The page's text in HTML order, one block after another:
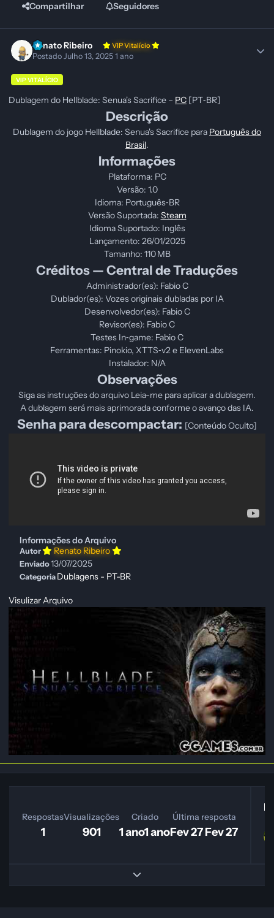
Compartilhar Seguidores
Renato Ribeiro VIP Vitalício
PostadoJulho 13, 20251 ano
VIP VITALÍCIO
Dublagem do Hellblade: Senua's Sacrifice – PC [PT‑BR]
Descrição
Dublagem do jogo Hellblade: Senua's Sacrifice para Português do
Brasil.
Informações
Plataforma: PC
Versão: 1.0
Idioma: Português‑BR
Versão Suportada: Steam
Idioma Suportado: Inglês
Lançamento: 26/01/2025
Tamanho: 110 MB
Créditos — Central de Traduções
Administrador(es): Fabio C
Dublador(es): Vozes originais dubladas por IA
Desenvolvedor(es): Fabio C
Revisor(es): Fabio C
Testes In‑game: Fabio C
Ferramentas: Pinokio, XTTS‑v2 e ElevenLabs
Instalador: N/A
Observações
Siga as instruções do arquivo Leia-me para aplicar a dublagem.
A dublagem será mais aprimorada conforme o avanço das IA.
Senha para descompactar: [Conteúdo Oculto]
Informações do Arquivo
Autor Renato Ribeiro
Enviado13/07/2025
Categoria Dublagens - PT-BR
Visulizar Arquivo
Respostas
1
Visualizações
901
Criado
1 ano1 ano
Última resposta
Fev 27Fev 27
Expand topic overview